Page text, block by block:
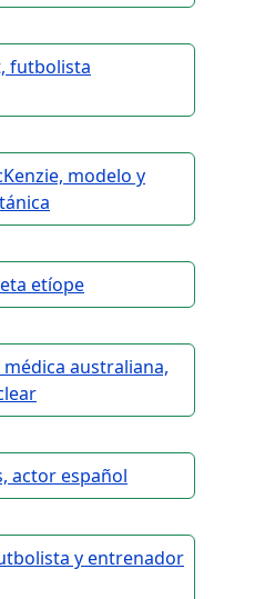
futbolista
modelo y
etíope
australiana,
actor español
y entrenador